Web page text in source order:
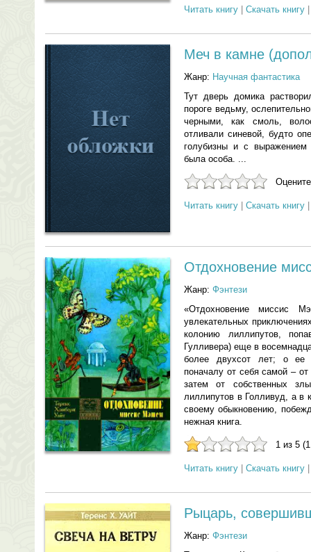
Читать книгу Скачать книгу
Меч в камне
Жанр: Научная фантастика
Тут дверь домика
пороге ведьму,
черными, как смоль,
отливали синевой, будто
голубизны и с выражением
была особа. ...
Читать книгу Скачать книгу
Отдохновение
Жанр: Фэнтези
«Отдохновение миссис
увлекательных
колонию лиллипутов,
Гулливера) еще в
более двухсот лет; о ее
поначалу от себя самой –
затем от собственных
лиллипутов в Голливуд, а в
своему обыкновению,
нежная книга.
1 из 5
Читать книгу Скачать книгу
Рыцарь,
Жанр: Фэнтези